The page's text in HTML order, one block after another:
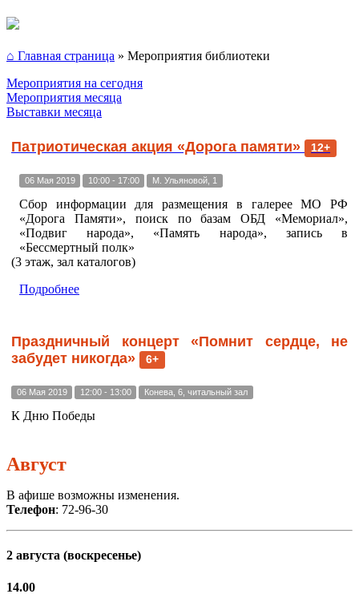
⌂ Главная страница » Мероприятия библиотеки
Мероприятия на сегодня
Мероприятия месяца
Выставки месяца
Патриотическая акция «Дорога памяти» 12+
06 Мая 2019 10:00 - 17:00 М. Ульяновой, 1
Сбор информации для размещения в галерее МО РФ
«Дорога Памяти», поиск по базам ОБД «Мемориал»,
«Подвиг народа», «Память народа», запись в
«Бессмертный полк»
(3 этаж, зал каталогов)
Подробнее
Праздничный концерт «Помнит сердце, не
забудет никогда»
6+
06 Мая 2019 12:00 - 13:00 Конева, 6, читальный зал
К Дню Победы
Август
В афише возможны изменения.
Телефон: 72-96-30
2 августа (воскресенье)
14.00